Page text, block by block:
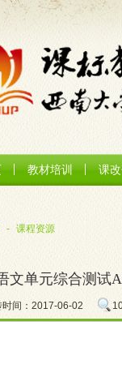
教材培训 课
- 课程资源
文单元综合测试
时间：2017-06-02